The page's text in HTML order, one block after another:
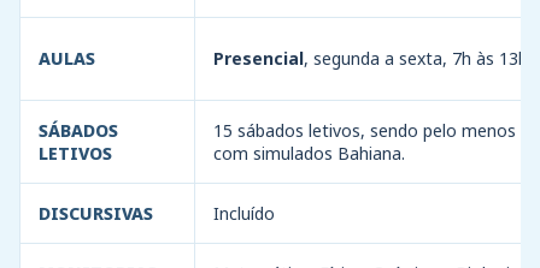
AULAS Presencial, segunda a sexta, 7h às 13h
SÁBADOS
LETIVOS
15 sábados letivos, sendo pelo menos 10
com simulados Bahiana.
DISCURSIVAS Incluído